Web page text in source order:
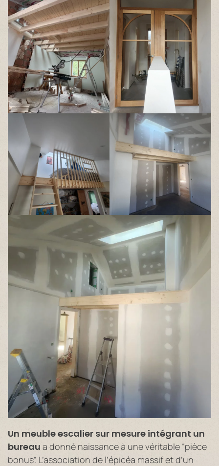
Un meuble escalier sur mesure intégrant un
bureau a donné naissance à une véritable “pièce
bonus”. L’association de l’épicéa massif et d’un